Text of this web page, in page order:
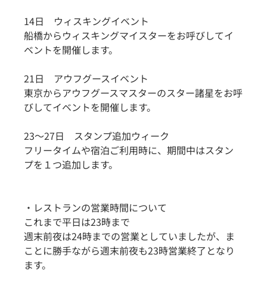
14日　ウィスキングイベント
船橋からウィスキングマイスターをお呼びしてイ
ベントを開催します。
21日　アウフグースイベント
東京からアウフグースマスターのスター諸星をお呼
びしてイベントを開催します。
23～27日　スタンプ追加ウィーク
フリータイムや宿泊ご利用時に、期間中はスタン
プを１つ追加します。
・レストランの営業時間について
これまで平日は23時まで
週末前夜は24時までの営業としていましたが、ま
ことに勝手ながら週末前夜も23時営業終了となり
ます。